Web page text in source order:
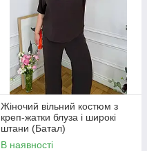
Жіночий вільний костюм з
креп-жатки блуза і широкі
штани (Батал)
В наявності